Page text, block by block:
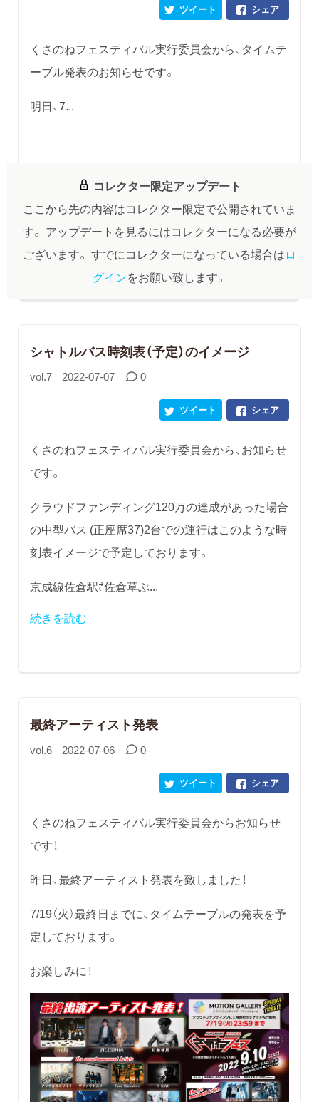
シェア
ツイート
くさのねフェスティバル実行委員会から、タイムテ
ーブル発表のお知らせです。
明日、7...
コレクター限定アップデート
ここから先の内容はコレクター限定で公開されていま
す。 アップデートを見るにはコレクターになる必要が
ございます。 すでにコレクターになっている場合はロ
グインをお願い致します。
シャトルバス時刻表（予定）のイメージ
vol.7 2022-07-07 0
シェア
ツイート
くさのねフェスティバル実行委員会から、お知らせ
です。
クラウドファンディング120万の達成があった場合
の中型バス (正座席37)2台での運行はこのような時
刻表イメージで予定しております。
京成線佐倉駅⇄佐倉草ぶ...
続きを読む
最終アーティスト発表
vol.6 2022-07-06 0
シェア
ツイート
くさのねフェスティバル実行委員会からお知らせ
です！
昨日、最終アーティスト発表を致しました！
7/19（火）最終日までに、タイムテーブルの発表を予
定しております。
お楽しみに！